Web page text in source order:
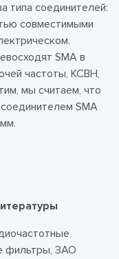
типа соединителей:
совместимыми
SMA в
частоты, КСВН,
мы считаем, что
SMA
фильтры, ЗАО